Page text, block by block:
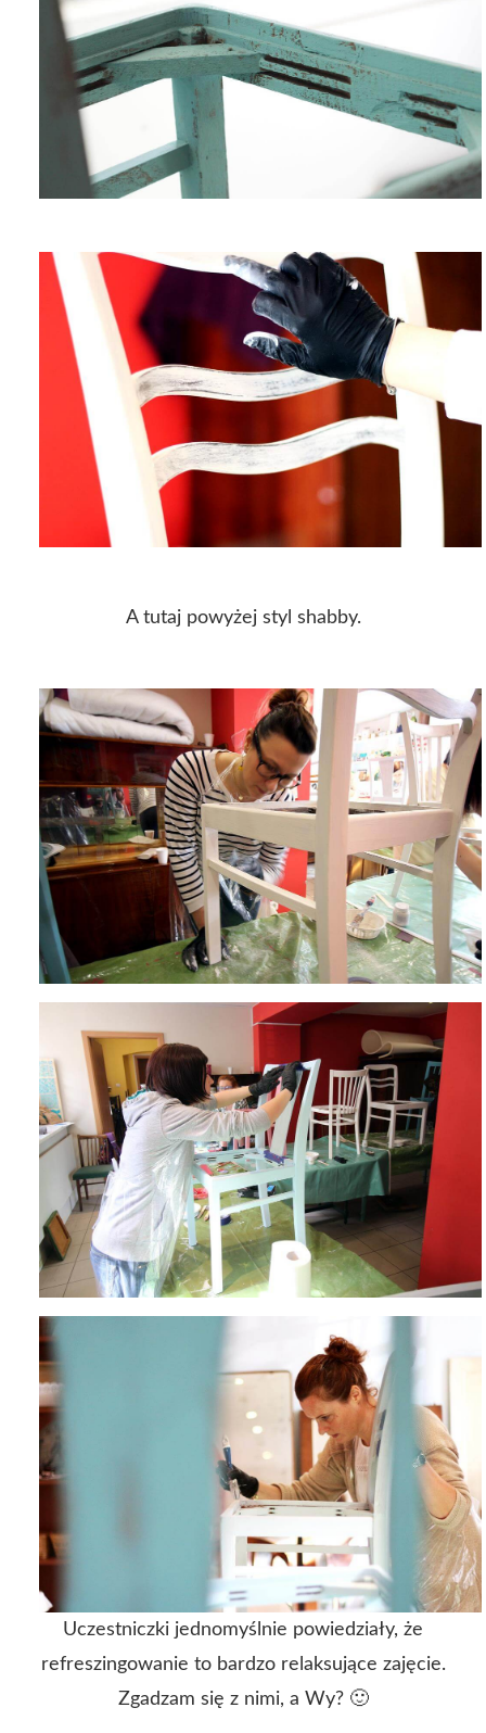
A tutaj powyżej styl shabby.
Uczestniczki jednomyślnie powiedziały, że
refreszingowanie to bardzo relaksujące zajęcie.
Zgadzam się z nimi, a Wy? 🙂